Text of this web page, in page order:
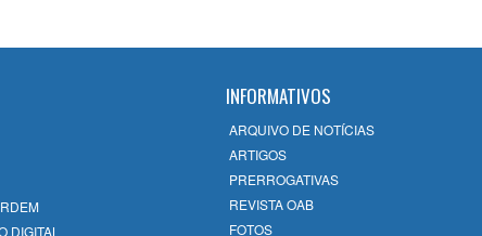
DIGITAL
INFORMATIVOS
ARQUIVO DE NOTÍCIAS
ARTIGOS
PRERROGATIVAS
REVISTA OAB
FOTOS